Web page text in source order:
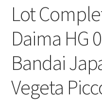
Lot
Daima HG
Bandai
Vegeta